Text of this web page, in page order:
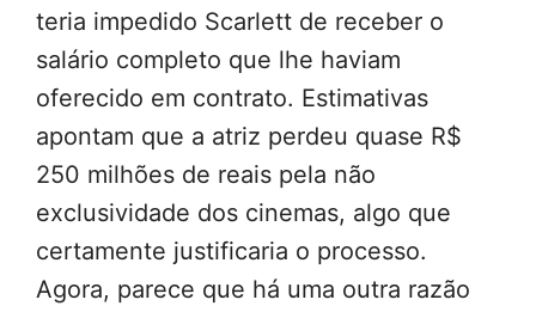
teria impedido Scarlett de receber o
salário completo que lhe haviam
oferecido em contrato. Estimativas
apontam que a atriz perdeu quase R$
250 milhões de reais pela não
exclusividade dos cinemas, algo que
certamente justificaria o processo.
Agora, parece que há uma outra razão